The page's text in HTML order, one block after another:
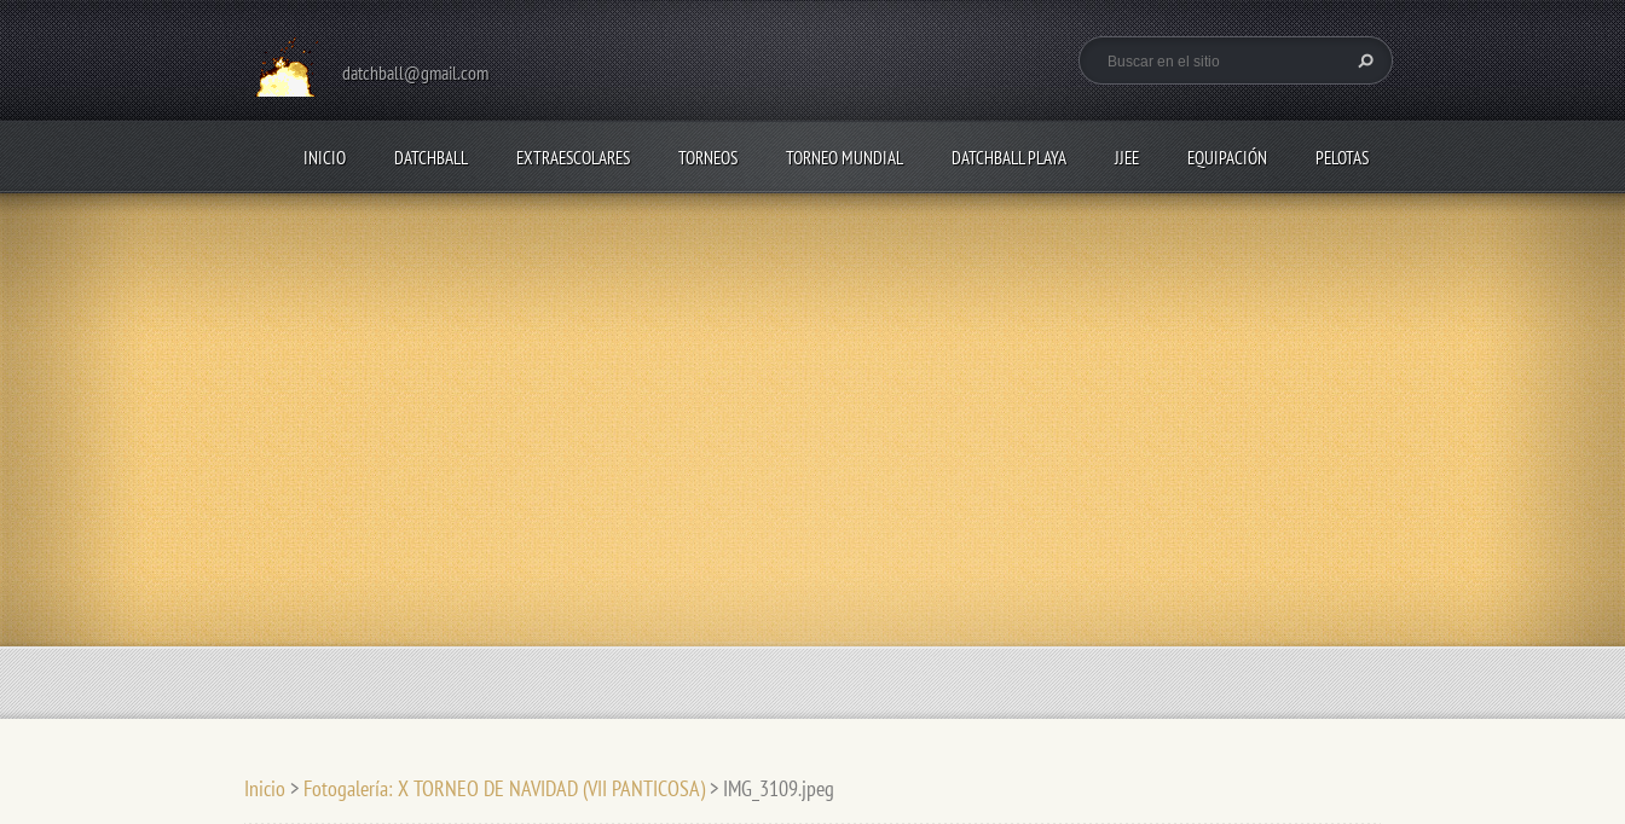
datchball@gmail.com
INICIO DATCHBALL EXTRAESCOLARES TORNEOS TORNEO MUNDIAL DATCHBALL PLAYA JJEE EQUIPACIÓN PELOTAS
Inicio > Fotogalería: X TORNEO DE NAVIDAD (VII PANTICOSA) > IMG_3109.jpeg